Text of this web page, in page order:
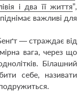
і два її життя”,
важливі для
— страждає від
вага, через що
Білашний
себе, називати